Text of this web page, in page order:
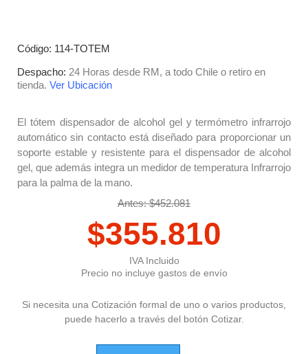
Código: 114-TOTEM
Despacho: 24 Horas desde RM, a todo Chile o retiro en
tienda. Ver Ubicación
El tótem dispensador de alcohol gel y termómetro infrarrojo
automático sin contacto está diseñado para proporcionar un
soporte estable y resistente para el dispensador de alcohol
gel, que además integra un medidor de temperatura Infrarrojo
para la palma de la mano.
Antes: $452.081
$355.810
IVA Incluido
Precio no incluye gastos de envío
Si necesita una Cotización formal de uno o varios productos,
puede hacerlo a través del botón Cotizar.